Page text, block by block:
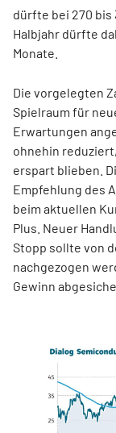
dürfte bei 270 bis
Halbjahr dürfte
Monate.
Die vorgelegten
Spielraum für
Erwartungen
ohnehin
erspart blieben.
Empfehlung des
beim aktuellen
Plus. Neuer
Stopp sollte von
nachgezogen
Gewinn